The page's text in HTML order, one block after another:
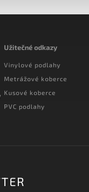
Užitečné odkazy
Vinylové podlahy
Metrážové koberce
Kusové koberce
PVC podlahy